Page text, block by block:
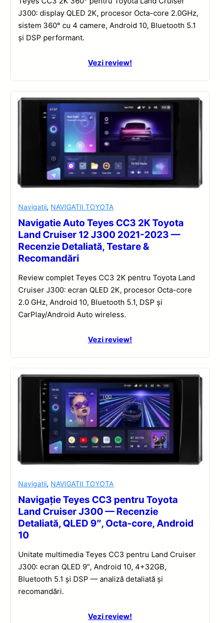
J300: display QLED 2K, procesor Octa-core 2.0GHz,
sistem 360° cu 4 camere, Android 10, Bluetooth 5.1
și DSP performant.
Vezi review!
Navigatii, NAVIGATII TOYOTA
Navigatie Auto Teyes CC3 2K Toyota
Land Cruiser 12 J300 2021-2023 —
Recenzie Detaliată, Testare &
Recomandări
Review complet Teyes CC3 2K pentru Toyota Land
Cruiser J300: ecran QLED 2K, procesor Octa-core
2.0 GHz, Android 10, Bluetooth 5.1, DSP și
CarPlay/Android Auto wireless.
Vezi review!
Navigatii, NAVIGATII TOYOTA
Navigație Teyes CC3 pentru Toyota
Land Cruiser J300 — Recenzie
Detaliată, QLED 9″, Octa-core, Android
10
Unitate multimedia Teyes CC3 pentru Land Cruiser
J300: ecran QLED 9″, Android 10, 4+32GB,
Bluetooth 5.1 și DSP — analiză detaliată și
recomandări.
Vezi review!